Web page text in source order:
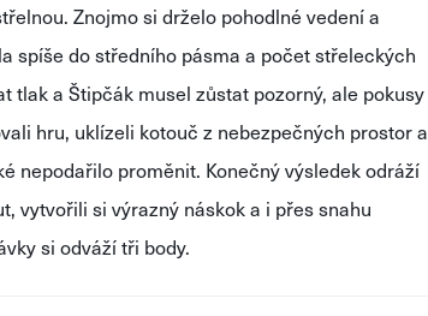
Znojmo si drželo pohodlné vedení a
spíše do středního pásma a počet střeleckých
a Štipčák musel zůstat pozorný, ale pokusy
hru, uklízeli kotouč z nebezpečných prostor a
nepodařilo proměnit. Konečný výsledek odráží
vytvořili si výrazný náskok a i přes snahu
si odváží tři body.